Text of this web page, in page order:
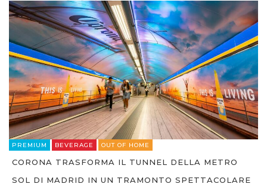
PREMIUM BEVERAGE OUT OF HOME
CORONA TRASFORMA IL TUNNEL DELLA METRO
SOL DI MADRID IN UN TRAMONTO SPETTACOLARE